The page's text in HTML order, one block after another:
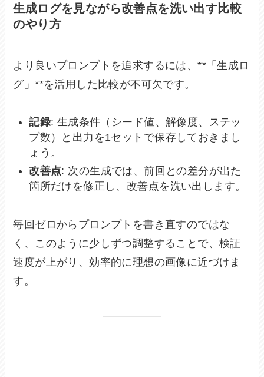
生成ログを見ながら改善点を洗い出す比較
のやり方
より良いプロンプトを追求するには、**「生成ロ
グ」**を活用した比較が不可欠です。
記録: 生成条件（シード値、解像度、ステッ
プ数）と出力を1セットで保存しておきまし
ょう。
改善点: 次の生成では、前回との差分が出た
箇所だけを修正し、改善点を洗い出します。
毎回ゼロからプロンプトを書き直すのではな
く、このように少しずつ調整することで、検証
速度が上がり、効率的に理想の画像に近づけま
す。